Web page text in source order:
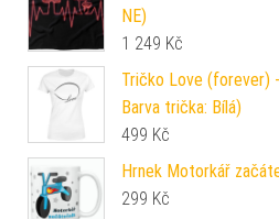
NE)
1 249 Kč
Tričko Love (forever)
Barva trička: Bílá)
499 Kč
Hrnek Motorkář
299 Kč